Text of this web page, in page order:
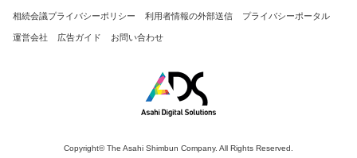
相続会議プライバシーポリシー 利用者情報の外部送信 プライバシーポータル
運営会社 広告ガイド お問い合わせ
Copyright© The Asahi Shimbun Company. All Rights Reserved.